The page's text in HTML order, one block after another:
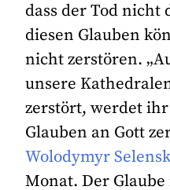
dass der Tod nicht
diesen Glauben
nicht zerstören.
unsere
zerstört, werdet
Glauben an Gott
Wolodymyr
Monat. Der Glaube